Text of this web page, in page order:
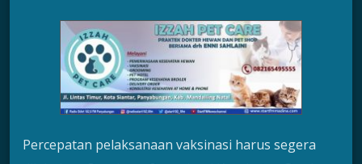
Percepatan pelaksanaan vaksinasi harus segera